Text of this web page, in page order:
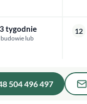
tygodnie
budowie lub
12
504 496 497